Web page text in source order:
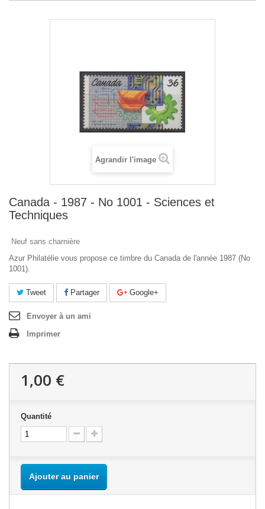
Agrandir l'image
Canada - 1987 - No 1001 - Sciences et
Techniques
Neuf sans charnière
Azur Philatélie vous propose ce timbre du Canada de l'année 1987 (No
1001).
Tweet Partager Google+
Envoyer à un ami
Imprimer
1,00 €
Quantité
Ajouter au panier